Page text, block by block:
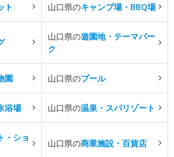
ト 山口県のキャンプ場・BBQ場
山口県の遊園地・テーマパー
ク
園 山口県のプール
浴場 山口県の温泉・スパリゾート
・ショ
山口県の商業施設・百貨店